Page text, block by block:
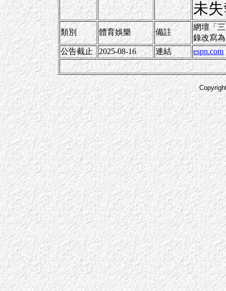
未
類別 體育娛樂 備註
網壇「
錄改寫
公告截止
2025-08-16 連結 espn.com